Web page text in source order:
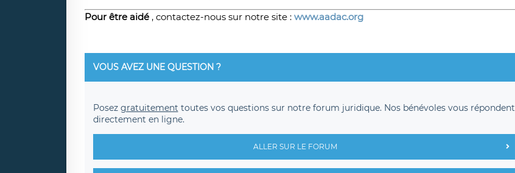
Pour être aidé , contactez-nous sur notre site : www.aadac.org
VOUS AVEZ UNE QUESTION ?
Posez gratuitement toutes vos questions sur notre forum juridique. Nos bénévoles vous répondent
directement en ligne.
ALLER SUR LE FORUM